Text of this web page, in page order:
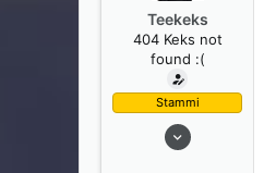
Teekeks
404 Keks not
found :(
Stammi
26. Juli 2014